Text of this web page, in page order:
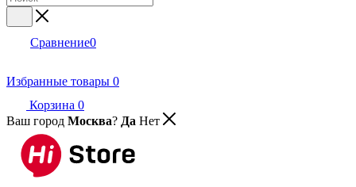
Сравнение0
Избранные товары 0
Корзина 0
Ваш город Москва? Да Нет